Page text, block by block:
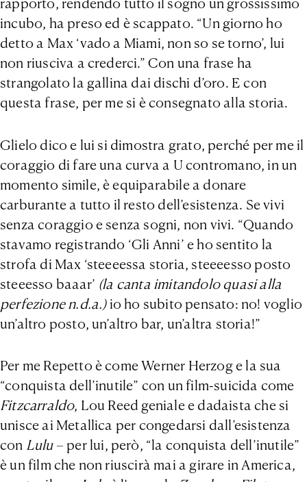
rapporto, rendendo tutto il sogno un grossissimo
incubo, ha preso ed è scappato. “Un giorno ho
detto a Max ‘vado a Miami, non so se torno’, lui
non riusciva a crederci.” Con una frase ha
strangolato la gallina dai dischi d’oro. E con
questa frase, per me si è consegnato alla storia.
Glielo dico e lui si dimostra grato, perché per me il
coraggio di fare una curva a U contromano, in un
momento simile, è equiparabile a donare
carburante a tutto il resto dell’esistenza. Se vivi
senza coraggio e senza sogni, non vivi. “Quando
stavamo registrando ‘Gli Anni’ e ho sentito la
strofa di Max ‘steeeessa storia, steeeesso posto
steeesso baaar’ (la canta imitandolo quasi alla
perfezione n.d.a.) io ho subito pensato: no! voglio
un’altro posto, un’altro bar, un’altra storia!”
Per me Repetto è come Werner Herzog e la sua
“conquista dell’inutile” con un film-suicida come
Fitzcarraldo, Lou Reed geniale e dadaista che si
unisce ai Metallica per congedarsi dall’esistenza
con Lulu– per lui, però, “la conquista dell’inutile”
è un film che non riuscirà mai a girare in America,